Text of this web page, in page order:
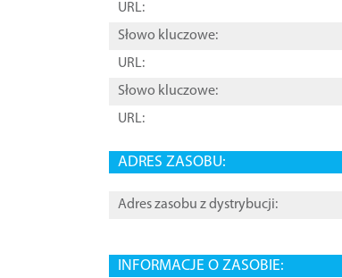
URL:
Słowo kluczowe:
URL:
Słowo kluczowe:
URL:
ADRES ZASOBU:
Adres zasobu z dystrybucji:
INFORMACJE O ZASOBIE: